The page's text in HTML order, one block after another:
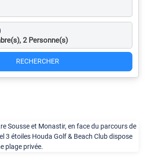
2 Personne(s)
RECHERCHER
Sousse et Monastir, en face du parcours de
3 étoiles Houda Golf & Beach Club dispose
plage privée.